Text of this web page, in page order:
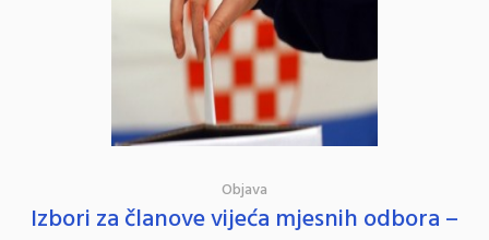
Objava
Izbori za članove vijeća mjesnih odbora –